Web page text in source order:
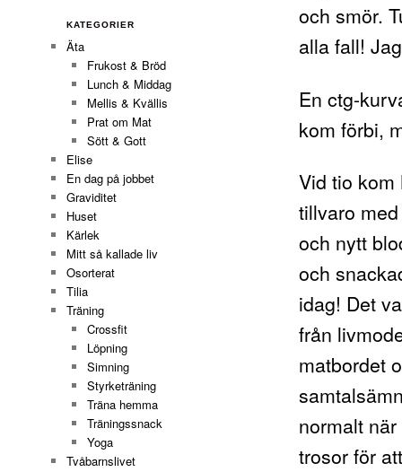
och smör.
alla fall!
En ctg-
kom förbi,
Vid tio
tillvaro
och nytt
och
idag! Det
från
matbordet
normalt
trosor för
KATEGORIER
Äta
Frukost & Bröd
Lunch & Middag
Mellis & Kvällis
Prat om Mat
Sött & Gott
Elise
En dag på jobbet
Graviditet
Huset
Kärlek
Mitt så kallade liv
Osorterat
Tilia
Träning
Crossfit
Löpning
Simning
Styrketräning
Träna hemma
Träningssnack
Yoga
Tvåbarnslivet